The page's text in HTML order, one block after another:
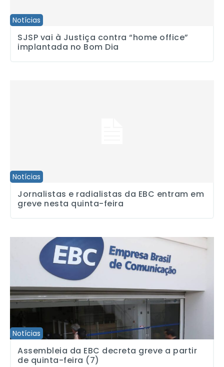
Notícias
SJSP vai à Justiça contra “home office”
implantada no Bom Dia
Notícias
Jornalistas e radialistas da EBC entram em
greve nesta quinta-feira
Notícias
Assembleia da EBC decreta greve a partir de quinta-feira (7)
Assembleia da EBC decreta greve a partir
de quinta-feira (7)